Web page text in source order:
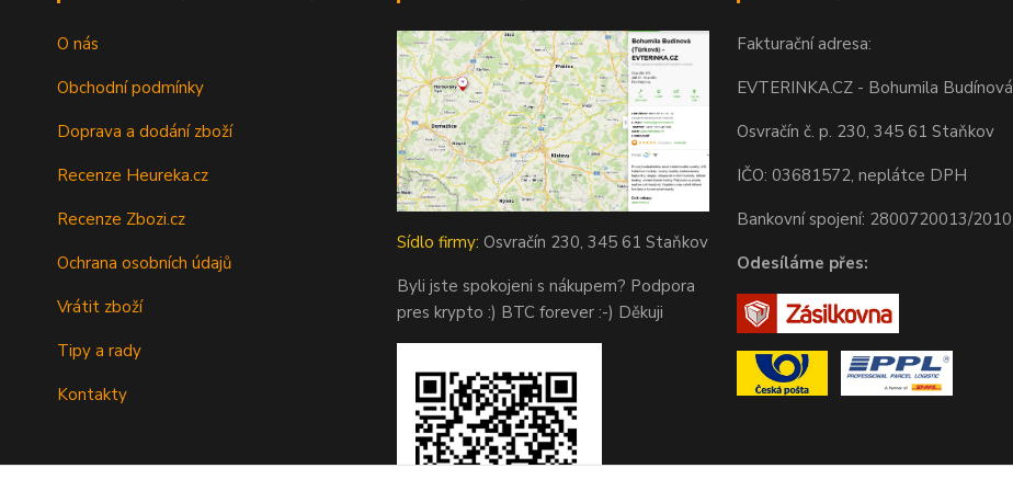
O nás
Obchodní podmínky
Doprava a dodání zboží
Recenze Heureka.cz
Recenze Zbozi.cz
Ochrana osobních údajů
Vrátit zboží
Tipy a rady
Kontakty
Sídlo firmy: Osvračín 230, 345 61 Staňkov
Byli jste spokojeni s nákupem? Podpora
pres krypto :) BTC forever :-) Děkuji
Fakturační adresa:
EVTERINKA.CZ - Bohumila Budínová
Osvračín č. p. 230, 345 61 Staňkov
IČO: 03681572, neplátce DPH
Bankovní spojení: 2800720013/2010
Odesíláme přes: